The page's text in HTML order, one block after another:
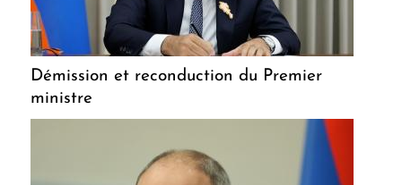
Démission et reconduction du Premier
ministre